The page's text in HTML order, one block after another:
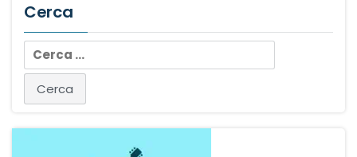
Cerca
Ricerca
per: